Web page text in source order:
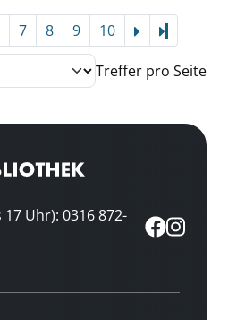
7 8 9 10
Treffer pro Seite
Uhr): 0316 872-